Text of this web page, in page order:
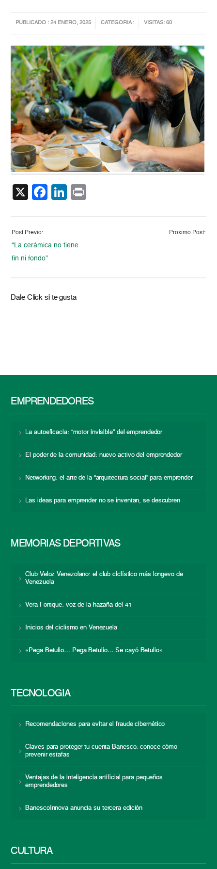
PUBLICADO : 24 ENERO, 2025 CATEGORIA : VISITAS: 60
X Facebook
LinkedIn
Post Previo:
“La cerámica no tiene
fin ni fondo”
Proximo Post:
Dale Click si te gusta
EMPRENDEDORES
La autoeficacia: “motor invisible” del emprendedor
El poder de la comunidad: nuevo activo del emprendedor
Networking: el arte de la “arquitectura social” para emprender
Las ideas para emprender no se inventan, se descubren
MEMORIAS DEPORTIVAS
Club Veloz Venezolano: el club ciclístico más longevo de
Venezuela
Vera Fortique: voz de la hazaña del 41
Inicios del ciclismo en Venezuela
«Pega Betulio… Pega Betulio… Se cayó Betulio»
TECNOLOGÍA
Recomendaciones para evitar el fraude cibernético
Claves para proteger tu cuenta Banesco: conoce cómo
prevenir estafas
Ventajas de la inteligencia artificial para pequeños
emprendedores
BanescoInnova anuncia su tercera edición
CULTURA